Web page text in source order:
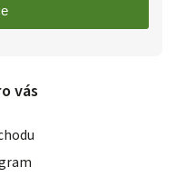
vás